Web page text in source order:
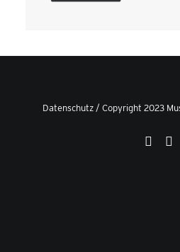
Datenschutz/ Copyright 2023